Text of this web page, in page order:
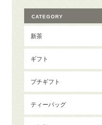
CATEGORY
新茶
ギフト
プチギフト
ティーバッグ